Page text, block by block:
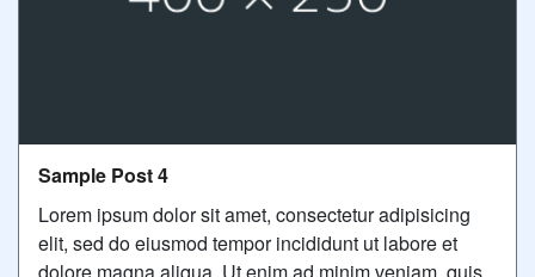
Sample Post 4
Lorem ipsum dolor sit amet, consectetur adipisicing
elit, sed do eiusmod tempor incididunt ut labore et